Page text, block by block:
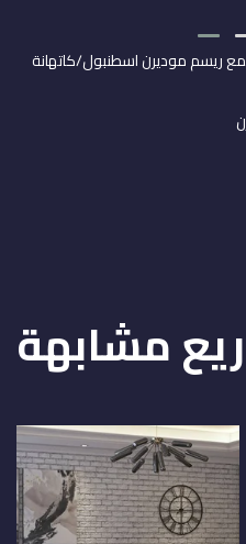
ريسم موديرن اسطنبول/كاتهانة
مشابهة